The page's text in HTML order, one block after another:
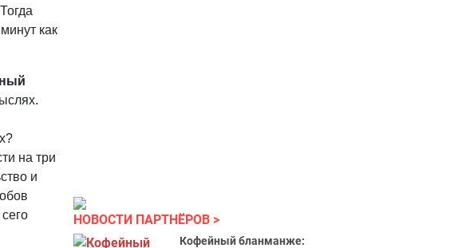
как
на три
и
НОВОСТИ ПАРТНЁРОВ
Кофейный бланманже: